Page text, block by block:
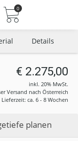
0
Details
€ 2.275,00
inkl. 20% MwSt.
Versand nach Österreich
Lieferzeit: ca. 6 - 8 Wochen
planen